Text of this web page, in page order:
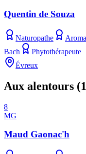
Quentin de Souza
Naturopathe
Bach
Phytothérapeute
Évreux
Aux alentours (
8
MG
Maud Gaonac'h